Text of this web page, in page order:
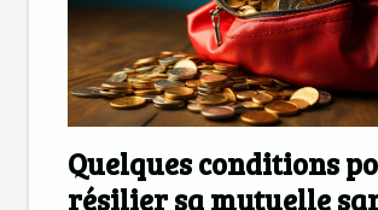
Quelques conditions
résilier sa mutuelle